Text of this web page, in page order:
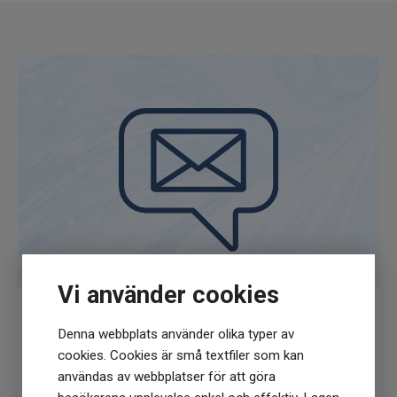
Vi använder cookies
Denna webbplats använder olika typer av
cookies. Cookies är små textfiler som kan
användas av webbplatser för att göra
Få10% rabattnär du anmäler dig för vårt
nyhetsbrev
(Du får en kod till din mejl som gäller vid 1